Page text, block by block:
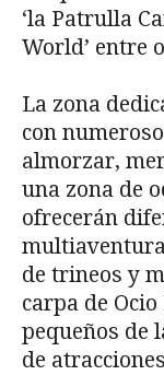
‘la Patrulla
World’ entre
La zona
con
almorzar,
una zona de
ofrecerán
de trineos y
carpa de
pequeños de
de